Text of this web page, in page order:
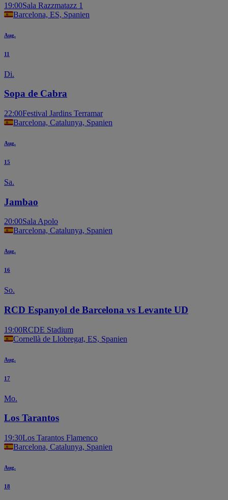
19:00Sala Razzmatazz 1
Barcelona, ES, Spanien
Aug.
11
Di.
Sopa de Cabra
22:00Festival Jardins Terramar
Barcelona, Catalunya, Spanien
Aug.
15
Sa.
Jambao
20:00Sala Apolo
Barcelona, Catalunya, Spanien
Aug.
16
So.
RCD Espanyol de Barcelona vs Levante UD
19:00RCDE Stadium
Cornellà de Llobregat, ES, Spanien
Aug.
17
Mo.
Los Tarantos
19:30Los Tarantos Flamenco
Barcelona, Catalunya, Spanien
Aug.
18